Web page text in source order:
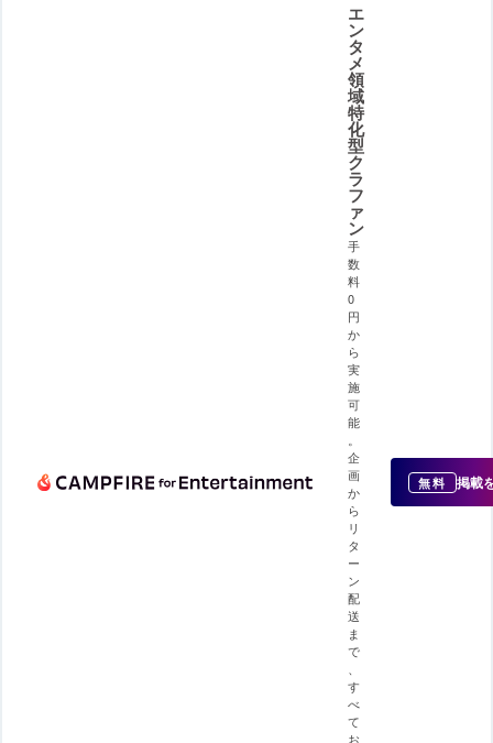
エ
ン
タ
メ
領
域
特
化
型
ク
ラ
フ
ァ
ン
手
数
料
0
円
か
ら
実
施
可
能
企
画
か
ら
リ
タ
ー
ン
配
送
ま
で
す
べ
て
お
無料 掲載